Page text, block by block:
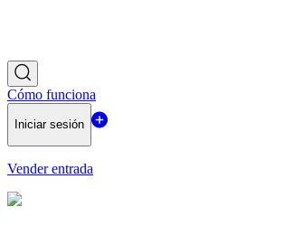
Cómo funciona
Iniciar sesión
Vender entrada